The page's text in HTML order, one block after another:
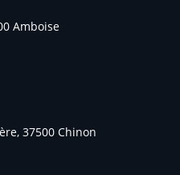
Amboise
37500 Chinon